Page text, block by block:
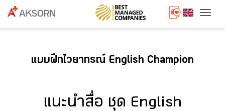
แบบฝึกไวยากรณ์ English Champion
แนะนำสื่อ ชุด English